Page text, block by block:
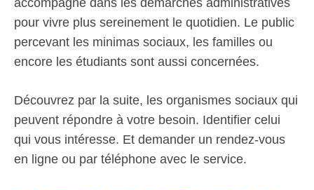
accompagne dans les démarches administratives
pour vivre plus sereinement le quotidien. Le public
percevant les minimas sociaux, les familles ou
encore les étudiants sont aussi concernées.
Découvrez par la suite, les organismes sociaux qui
peuvent répondre à votre besoin. Identifier celui
qui vous intéresse. Et demander un rendez-vous
en ligne ou par téléphone avec le service.